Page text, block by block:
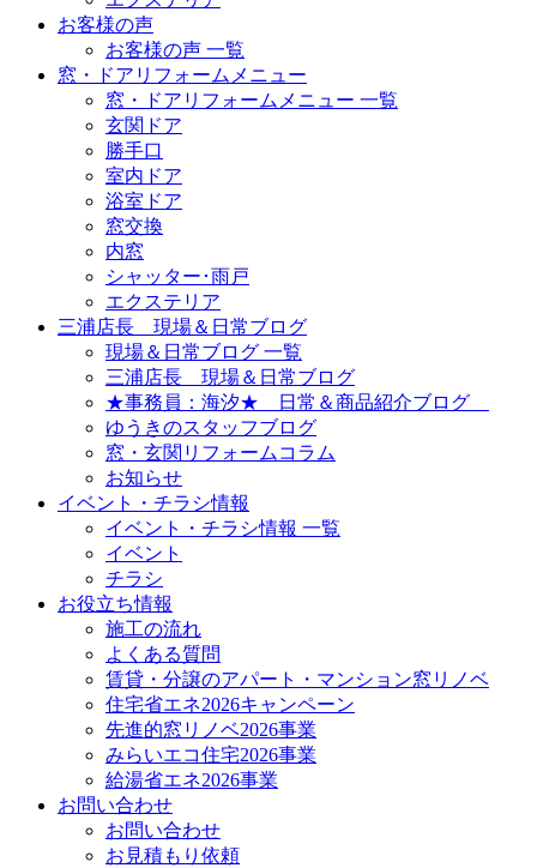
お客様の声
お客様の声 一覧
窓・ドアリフォームメニュー
窓・ドアリフォームメニュー 一覧
玄関ドア
勝手口
室内ドア
浴室ドア
窓交換
内窓
シャッター･雨戸
エクステリア
三浦店長 現場＆日常ブログ
現場＆日常ブログ 一覧
三浦店長 現場＆日常ブログ
★事務員：海汐★ 日常＆商品紹介ブログ
ゆうきのスタッフブログ
窓・玄関リフォームコラム
お知らせ
イベント・チラシ情報
イベント・チラシ情報 一覧
イベント
チラシ
お役立ち情報
施工の流れ
よくある質問
賃貸・分譲のアパート・マンション窓リノベ
住宅省エネ2026キャンペーン
先進的窓リノベ2026事業
みらいエコ住宅2026事業
給湯省エネ2026事業
お問い合わせ
お問い合わせ
お見積もり依頼